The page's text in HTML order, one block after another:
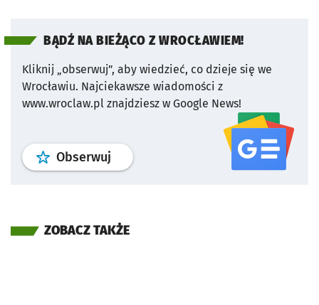
BĄDŹ NA BIEŻĄCO Z WROCŁAWIEM!
Kliknij „obserwuj”, aby wiedzieć, co dzieje się we
Wrocławiu. Najciekawsze wiadomości z
www.wroclaw.pl znajdziesz w Google News!
Obserwuj profil serwisu
ZOBACZ TAKŻE